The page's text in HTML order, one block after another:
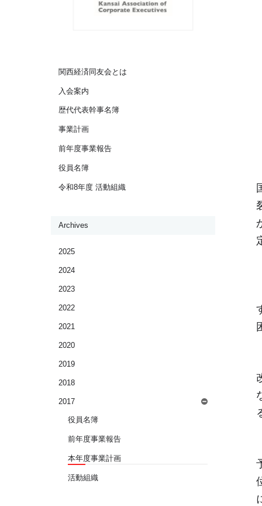
関西経済同友会とは
入会案内
歴代代表幹事名簿
事業計画
前年度事業報告
役員名簿
令和8年度 活動組織
Archives
2025
2024
2023
2022
2021
2020
2019
2018
2017
役員名簿
前年度事業報告
本年度事業計画
活動組織